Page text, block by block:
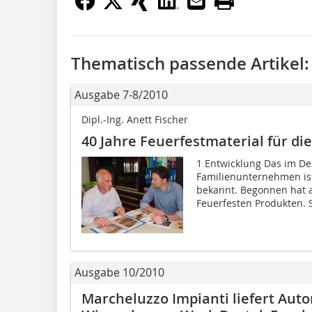
Thematisch passende Artikel:
Ausgabe 7-8/2010
Dipl.-Ing. Anett Fischer
40 Jahre Feuerfestmaterial für
1 Entwicklung Das im
Familienunternehmen
bekannt. Begonnen hat
Feuerfesten Produkten.
Ausgabe 10/2010
Marcheluzzo Impianti liefert